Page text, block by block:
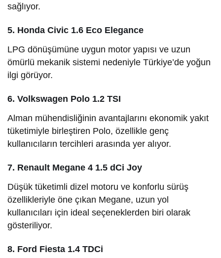
sağlıyor.
5. Honda Civic 1.6 Eco Elegance
LPG dönüşümüne uygun motor yapısı ve uzun
ömürlü mekanik sistemi nedeniyle Türkiye’de yoğun
ilgi görüyor.
6. Volkswagen Polo 1.2 TSI
Alman mühendisliğinin avantajlarını ekonomik yakıt
tüketimiyle birleştiren Polo, özellikle genç
kullanıcıların tercihleri arasında yer alıyor.
7. Renault Megane 4 1.5 dCi Joy
Düşük tüketimli dizel motoru ve konforlu sürüş
özellikleriyle öne çıkan Megane, uzun yol
kullanıcıları için ideal seçeneklerden biri olarak
gösteriliyor.
8. Ford Fiesta 1.4 TDCi